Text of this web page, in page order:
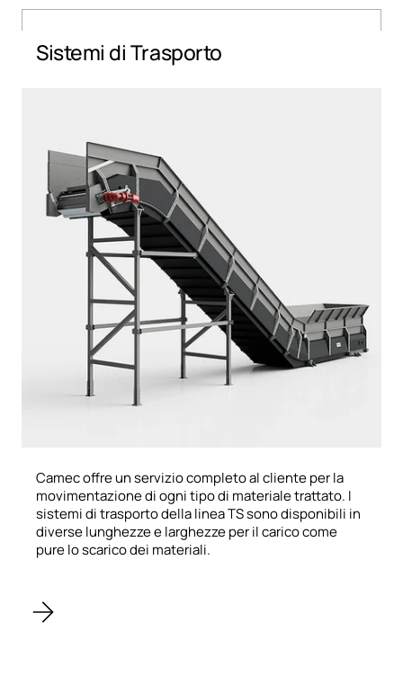
Sistemi di Trasporto
Camec offre un servizio completo al cliente per la
movimentazione di ogni tipo di materiale trattato. I
sistemi di trasporto della linea TS sono disponibili in
diverse lunghezze e larghezze per il carico come
pure lo scarico dei materiali.